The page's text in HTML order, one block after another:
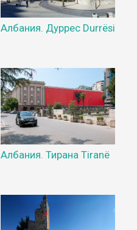
Албания. Дуррес Durrësi
Албания. Тирана Tiranë